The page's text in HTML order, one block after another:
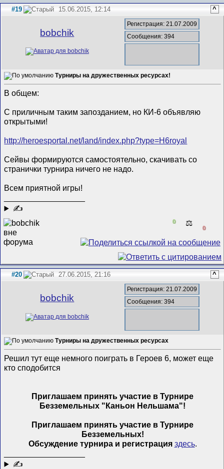
#19 15.06.2015, 12:14 ^
bobchik
Регистрация: 21.07.2009
Сообщения: 394
Турниры на дружественных ресурсах!
В общем:
С приличным таким запозданием, но КИ-6 объявляю
открытыми!
http://heroesportal.net/land/index.php?type=H6royal
Сейвы формируются самостоятельно, скачивать со
странички турнира ничего не надо.
Всем приятной игры!
✍
0 ⚖️
0
#20 27.06.2015, 21:16 ^
bobchik
Регистрация: 21.07.2009
Сообщения: 394
Турниры на дружественных ресурсах
Решил тут еще немного поиграть в Героев 6, может еще
кто сподобится
Приглашаем принять участие в Турнире
Безземельных "Каньон Нельшама"!
Приглашаем принять участие в Турнире
Безземельных!
Обсуждение турнира и регистрация здесь.
✍